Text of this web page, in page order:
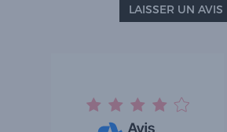
LAISSER UN AVIS